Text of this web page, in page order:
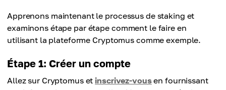
Apprenons maintenant le processus de staking et
examinons étape par étape comment le faire en
utilisant la plateforme Cryptomus comme exemple.
Étape 1: Créer un compte
Allez sur Cryptomus etinscrivez-vousen fournissant